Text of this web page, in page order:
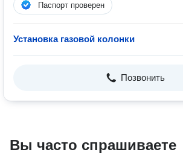
Паспорт проверен
Установка газовой колонки
Позвонить
Вы часто спрашиваете